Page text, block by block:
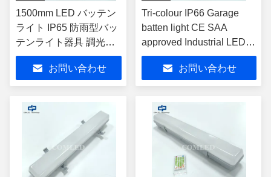
1500mm LED バッテン
ライト IP65 防雨型バッ
テンライト器具 調光可
能 防湿 LED バッテン
は、駐車場、倉庫、地
下通路、トンネルなど
に適しています。
お問い合わせ
Tri-colour IP66 Garage
batten light CE SAA
approved Industrial LED
Lighting fixture 1500mm
Weatherproof LED Batten
Light 5FT 3CCT
light fitting
お問い合わせ